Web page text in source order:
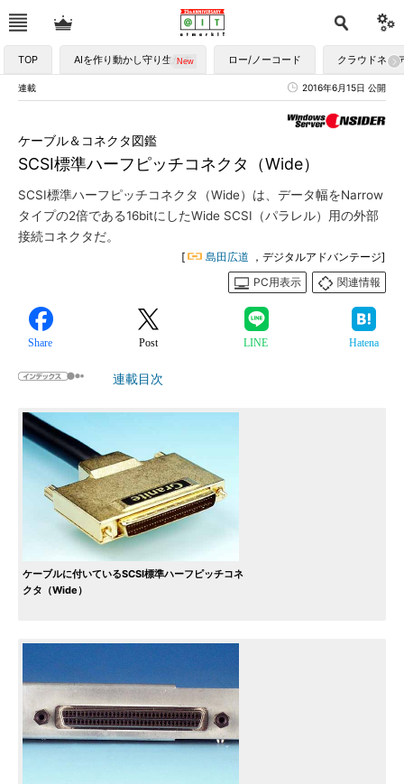
TOP AIを作り動かし守り生かす ロー/ノーコード クラウドネイ
連載 2016年6月15日 公開
SCSI標準ハーフピッチコネクタ（Wide）
ケーブル＆コネクタ図鑑
SCSI標準ハーフピッチコネクタ（Wide）は、データ幅をNarrow
タイプの2倍である16bitにしたWide SCSI（パラレル）用の外部
接続コネクタだ。
[ 島田広道 ，デジタルアドバンテージ]
PC用表示
関連情報
Share Post LINE Hatena
連載目次
ケーブルに付いているSCSI標準ハーフピッチコネ
クタ（Wide）